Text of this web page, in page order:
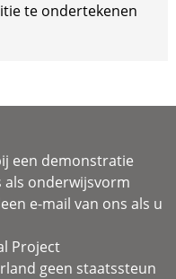
te ondertekenen
een demonstratie
als onderwijsvorm
e-mail van ons als u
Project
geen staatssteun